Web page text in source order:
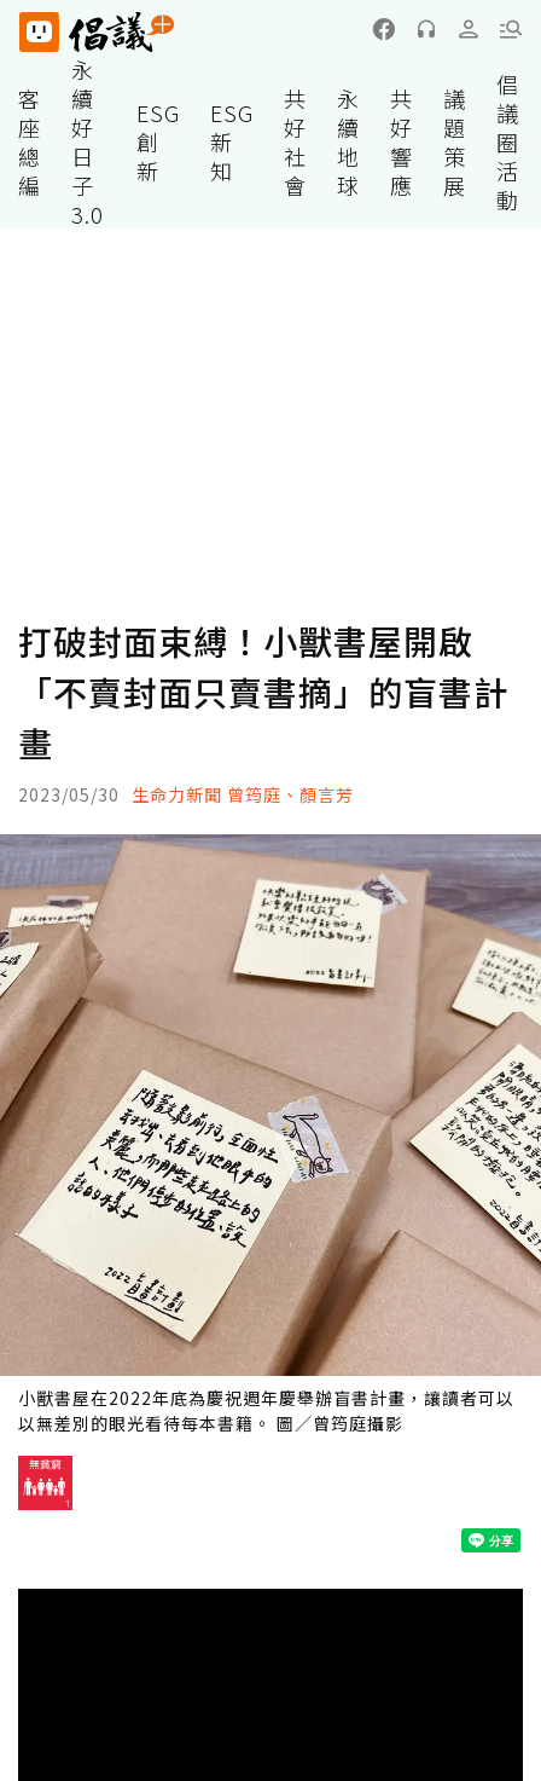
客
座
總
編
永
續
好
日
子
3.0
ESG
創
新
ESG
新
知
共
好
社
會
永
續
地
球
共
好
響
應
議
題
策
展
倡
議
圈
活
動
打破封面束縛！小獸書屋開啟
「不賣封面只賣書摘」的盲書計
畫
2023/05/30 生命力新聞 曾筠庭、顏言芳
小獸書屋在2022年底為慶祝週年慶舉辦盲書計畫，讓讀者可以
以無差別的眼光看待每本書籍。 圖／曾筠庭攝影